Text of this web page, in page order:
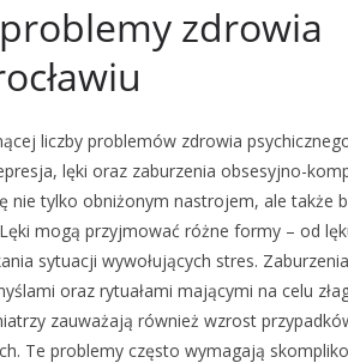
zdrowia
liczby problemów zdrowia
lęki oraz zaburzenia obsesyjno-
nie tylko obniżonym nastrojem, ale także
mogą przyjmować różne formy – od
sytuacji wywołujących stres.
oraz rytuałami mającymi na celu
zauważają również wzrost
Te problemy często wymagają